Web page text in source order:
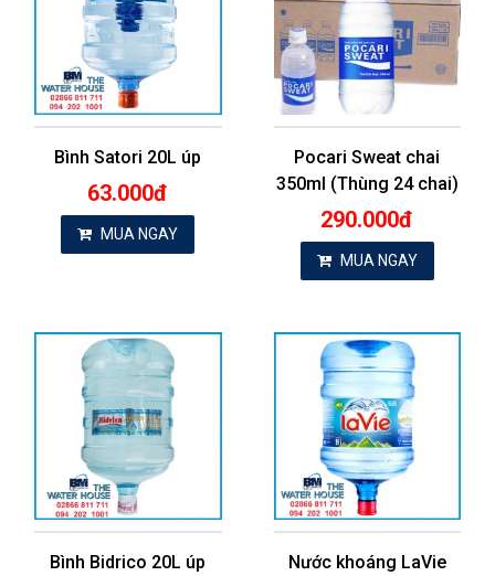
Bình Satori 20L úp
63.000đ
MUA NGAY
Pocari Sweat chai
350ml (Thùng 24 chai)
290.000đ
MUA NGAY
Bình Bidrico 20L úp
Nước khoáng LaVie